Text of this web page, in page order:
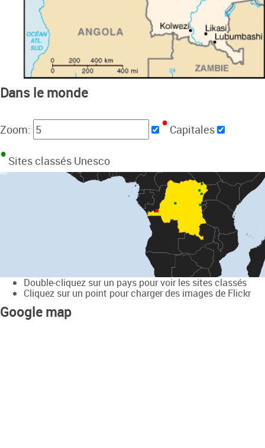
Dans le monde
Zoom: Capitales
Sites classés Unesco
Double-cliquez sur un pays pour voir les sites classés
Cliquez sur un point pour charger des images de Flickr
Google map